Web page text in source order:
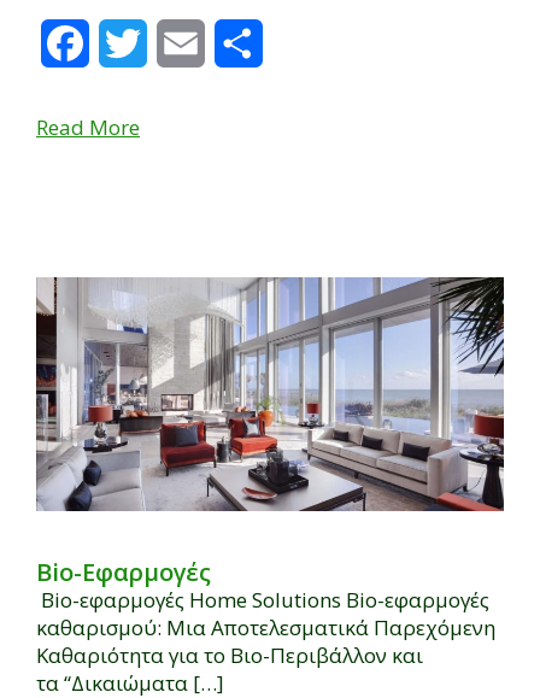
FacebookTwitter Email
Read More
Bio-Εφαρμογές
Bio-εφαρμογές Home Solutions Bio-εφαρμογές
καθαρισμού: Μια Αποτελεσματικά Παρεχόμενη
Καθαριότητα για το Βιο-Περιβάλλον και
τα “Δικαιώματα […]